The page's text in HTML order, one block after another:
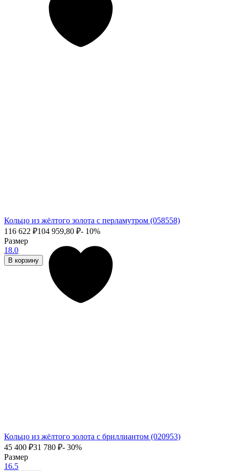
Кольцо из жёлтого золота с бриллиантом (020953)
45 400 ₽31 780 ₽- 30%
Размер
16.5
Кольцо из жёлтого золота с перламутром (058558)
116 622 ₽104 959,80 ₽- 10%
Размер
18.0
В корзину